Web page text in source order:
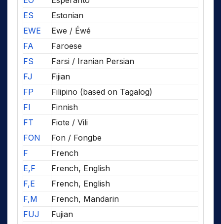
ES
Estonian
EWE
Ewe / Éwé
FA
Faroese
FS
Farsi / Iranian Persian
FJ
Fijian
FP
Filipino (based on Tagalog)
FI
Finnish
FT
Fiote / Vili
FON
Fon / Fongbe
F
French
E,F
French, English
F,E
French, English
F,M
French, Mandarin
FUJ
Fujian